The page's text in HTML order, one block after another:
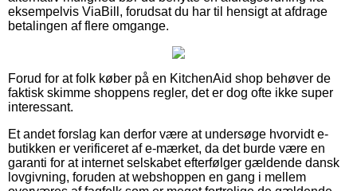
eksempelvis ViaBill, forudsat du har til hensigt at afdrage
betalingen af flere omgange.
Forud for at folk køber på en KitchenAid shop behøver de
faktisk skimme shoppens regler, det er dog ofte ikke super
interessant.
Et andet forslag kan derfor være at undersøge hvorvidt e-
butikken er verificeret af e-mærket, da det burde være en
garanti for at internet selskabet efterfølger gældende dansk
lovgivning, foruden at webshoppen en gang i mellem